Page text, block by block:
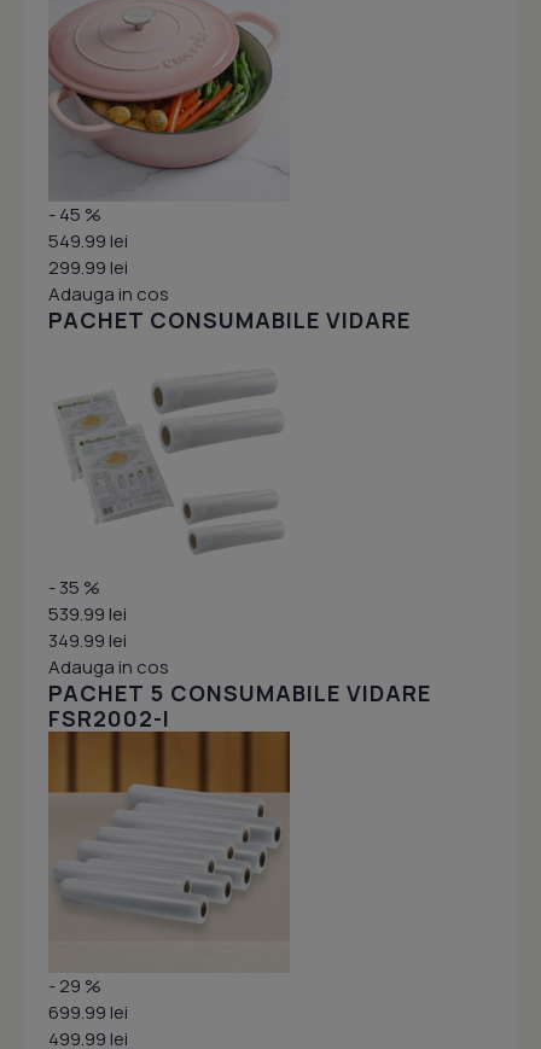
- 45 %
549.99 lei
299.99 lei
Adauga in cos
PACHET CONSUMABILE VIDARE
- 35 %
539.99 lei
349.99 lei
Adauga in cos
PACHET 5 CONSUMABILE VIDARE
FSR2002-I
- 29 %
699.99 lei
499.99 lei